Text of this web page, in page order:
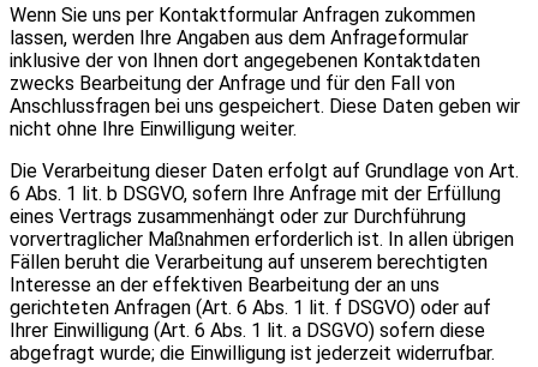
Wenn Sie uns per Kontaktformular Anfragen zukommen
lassen, werden Ihre Angaben aus dem Anfrageformular
inklusive der von Ihnen dort angegebenen Kontaktdaten
zwecks Bearbeitung der Anfrage und für den Fall von
Anschlussfragen bei uns gespeichert. Diese Daten geben wir
nicht ohne Ihre Einwilligung weiter.
Die Verarbeitung dieser Daten erfolgt auf Grundlage von Art.
6 Abs. 1 lit. b DSGVO, sofern Ihre Anfrage mit der Erfüllung
eines Vertrags zusammenhängt oder zur Durchführung
vorvertraglicher Maßnahmen erforderlich ist. In allen übrigen
Fällen beruht die Verarbeitung auf unserem berechtigten
Interesse an der effektiven Bearbeitung der an uns
gerichteten Anfragen (Art. 6 Abs. 1 lit. f DSGVO) oder auf
Ihrer Einwilligung (Art. 6 Abs. 1 lit. a DSGVO) sofern diese
abgefragt wurde; die Einwilligung ist jederzeit widerrufbar.